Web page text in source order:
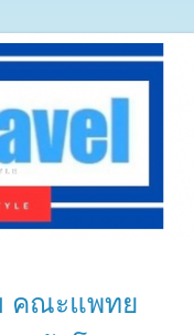
คณะแพทย